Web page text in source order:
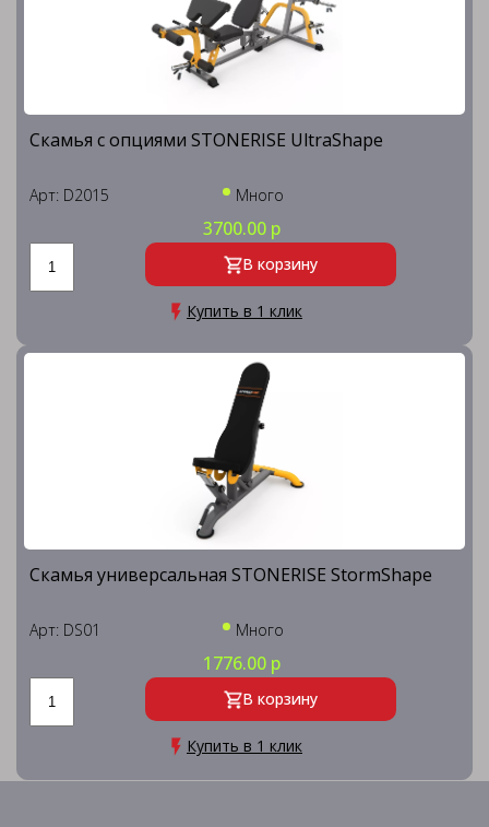
Скамья с опциями STONERISE UltraShape
Арт: D2015 Много
3700.00 р
В корзину
Купить в 1 клик
Скамья универсальная STONERISE StormShape
Арт: DS01 Много
1776.00 р
В корзину
Купить в 1 клик